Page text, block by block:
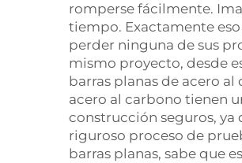
romperse fácilmente.
tiempo. Exactamente
perder ninguna de sus
mismo proyecto, desde
barras planas de acero
acero al carbono tienen
construcción seguros, ya
riguroso proceso de
barras planas, sabe que